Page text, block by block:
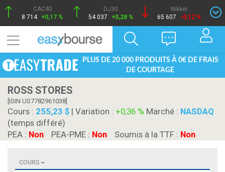
CAC40
8 714 +0,17 %
DJ30
54 037
+0,28 %
Nikkei
65 607
-0,12 %
PLUS DE 20 000 PRODUITS À 0€ DE FRAIS
DE COURTAGE
ROSS STORES
[ISIN US7782961038]
Cours : 255,23 $ | Variation : +0,36 % Marché : NASDAQ
(temps différé)
PEA : Non PEA-PME : Non Soumis à la TTF : Non
COURS